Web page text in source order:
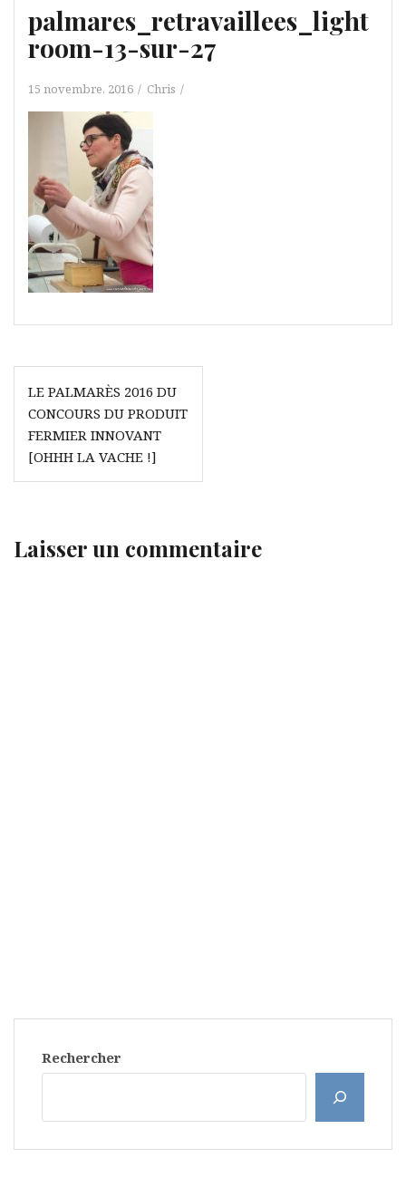
palmares_retravaillees_light
room-13-sur-27
15 novembre, 2016 Chris
Navigation
de
l’article
LE PALMARÈS 2016 DU
CONCOURS DU PRODUIT
FERMIER INNOVANT
[OHHH LA VACHE !]
Laisser un commentaire
Rechercher